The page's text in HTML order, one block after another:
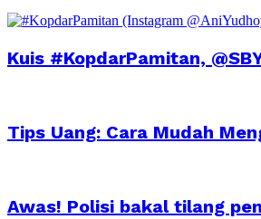
Kuis #KopdarPamitan,
Tips Uang: Cara Mudah
Awas! Polisi bakal tilang